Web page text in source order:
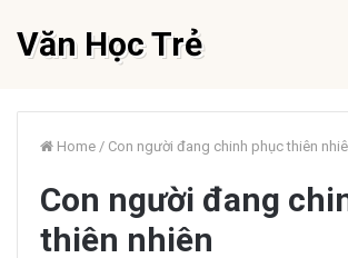
Văn Học Trẻ
Home / Con người đang chinh phục thiên
Con người đang
thiên nhiên